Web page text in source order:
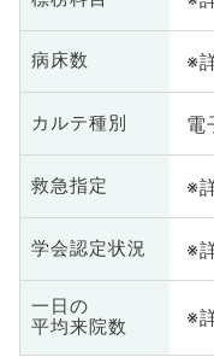
病床数 ※
カルテ種別 電
救急指定 ※
学会認定状況 ※
一日の
平均来院数
※